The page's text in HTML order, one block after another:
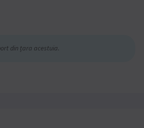
din țara acestuia.